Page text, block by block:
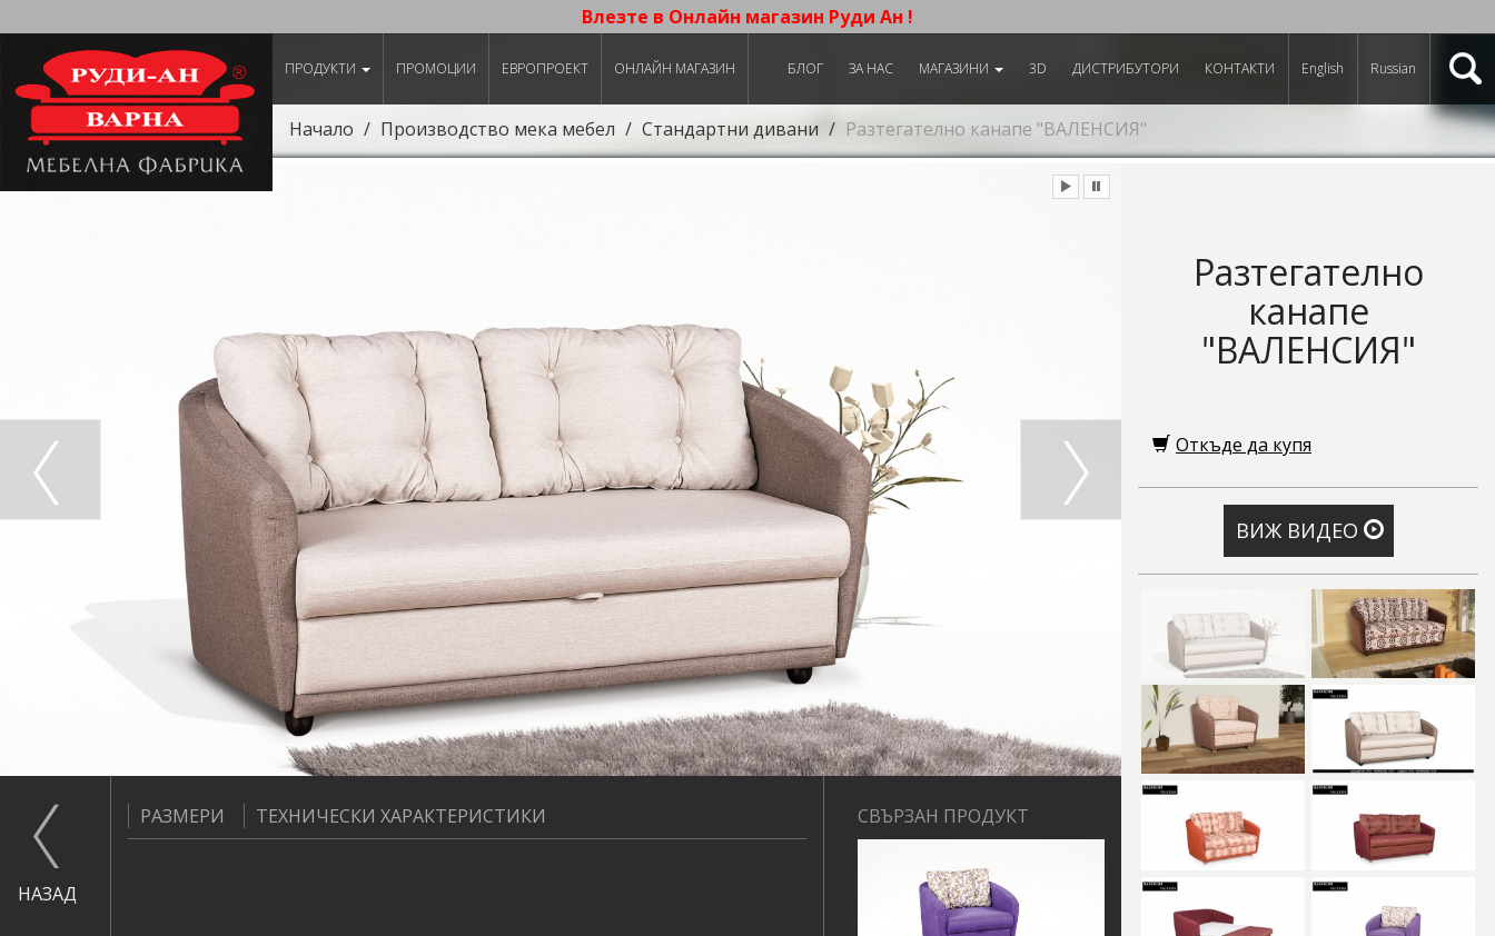
Влезте в Онлайн магазин Руди Ан !
ПРОДУКТИ ПРОМОЦИИ ЕВРОПРОЕКТ ОНЛАЙН МАГАЗИН БЛОГ ЗА НАС МАГАЗИНИ 3D ДИСТРИБУТОРИ КОНТАКТИ English Russian
Начало Производство мека мебел Стандартни дивани Разтегателно канапе "ВАЛЕНСИЯ"
Разтегателно
канапе
"ВАЛЕНСИЯ"
Откъде да купя
ВИЖ ВИДЕО
НАЗАД
РАЗМЕРИ ТЕХНИЧЕСКИ ХАРАКТЕРИСТИКИ СВЪРЗАН ПРОДУКТ